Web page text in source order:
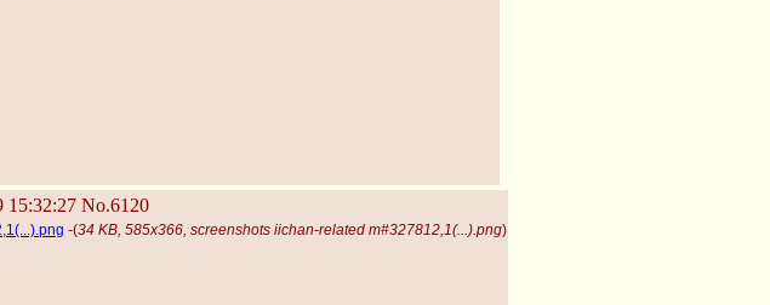
15:32:27 No.6120
-(34 KB, 585x366, screenshots iichan-related m#327812,1(...).png)